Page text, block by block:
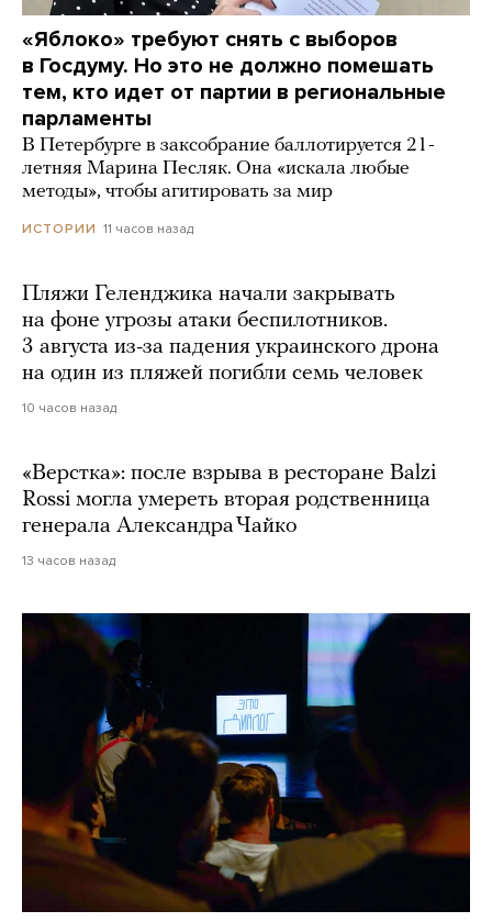
«Яблоко» требуют снять с выборов
в Госдуму. Но это не должно помешать
тем, кто идет от партии в региональные
парламенты
В Петербурге в заксобрание баллотируется 21-
летняя Марина Песляк. Она «искала любые
методы», чтобы агитировать за мир
ИСТОРИИ 11 часов назад
Пляжи Геленджика начали закрывать
на фоне угрозы атаки беспилотников.
3 августа из-за падения украинского дрона
на один из пляжей погибли семь человек
10 часов назад
«Верстка»: после взрыва в ресторане Balzi
Rossi могла умереть вторая родственница
генерала Александра Чайко
13 часов назад